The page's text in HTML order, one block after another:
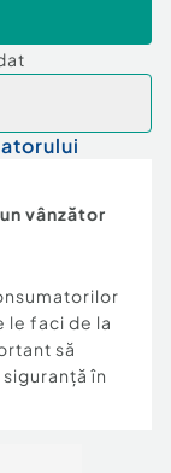
vânzător
le faci de la
să
în